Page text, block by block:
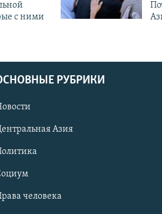
с ними
РУБРИКИ
Азия
человека